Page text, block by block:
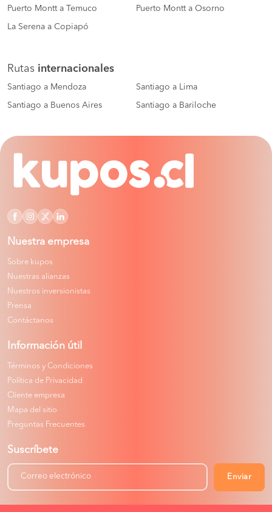
Puerto Montt a Temuco Puerto Montt a Osorno
La Serena a Copiapó
Rutas internacionales
Santiago a Mendoza Santiago a Lima
Santiago a Buenos Aires Santiago a Bariloche
Nuestra empresa
Sobre kupos
Nuestras alianzas
Nuestros inversionistas
Prensa
Contáctanos
Información útil
Términos y Condiciones
Política de Privacidad
Cliente empresa
Mapa del sitio
Preguntas Frecuentes
Suscríbete
Enviar